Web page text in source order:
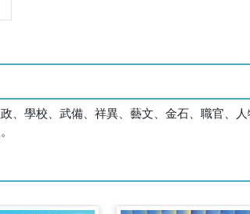
、學校、武備、祥異、藝文、金石、職官、